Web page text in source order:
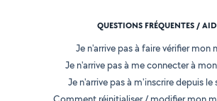
QUESTIONS FRÉQUENTES /
Je n'arrive pas à faire vérifier mon
Je n'arrive pas à me connecter à
Je n'arrive pas à m'inscrire depuis le